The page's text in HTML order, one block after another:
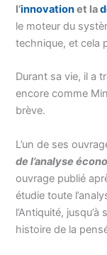
l’innovationet la
le moteur du
technique, et cela
Durant sa vie, il a
encore comme
brève.
L’un de ses
de l’analyse
ouvrage publié
étudie toute
l’Antiquité,
histoire de la